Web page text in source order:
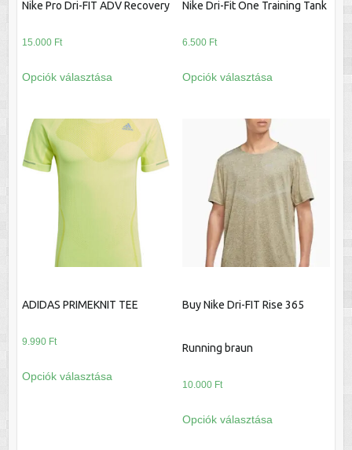
Nike Pro Dri-FIT ADV Recovery
15.000 Ft
Opciók választása
a
több
variációja
van.
változatok
termékoldalon
választhatók
Nike Dri-Fit One Training Tank
6.500 Ft
Opciók választása
a
több
variációja
A
változatok
termékoldalon
választhatók
ADIDAS PRIMEKNIT TEE
9.990 Ft
Opciók választása
a
Buy Nike Dri-FIT Rise 365
Running braun
10.000 Ft
Opciók választása
a